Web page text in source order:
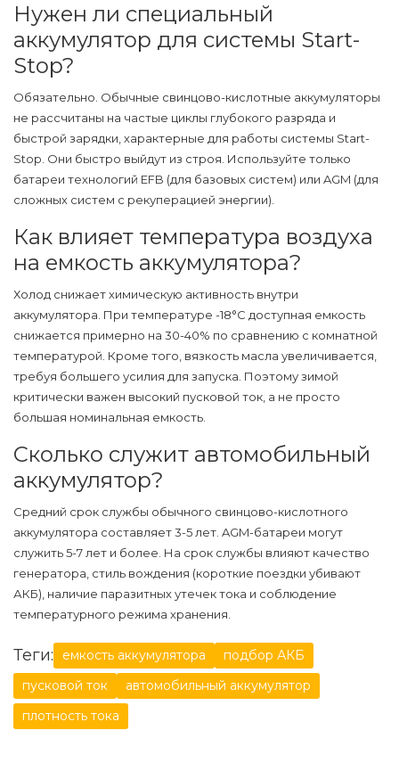
Нужен ли специальный
аккумулятор для системы Start-
Stop?
Обязательно. Обычные свинцово-кислотные аккумуляторы
не рассчитаны на частые циклы глубокого разряда и
быстрой зарядки, характерные для работы системы Start-
Stop. Они быстро выйдут из строя. Используйте только
батареи технологий EFB (для базовых систем) или AGM (для
сложных систем с рекуперацией энергии).
Как влияет температура воздуха
на емкость аккумулятора?
Холод снижает химическую активность внутри
аккумулятора. При температуре -18°C доступная емкость
снижается примерно на 30-40% по сравнению с комнатной
температурой. Кроме того, вязкость масла увеличивается,
требуя большего усилия для запуска. Поэтому зимой
критически важен высокий пусковой ток, а не просто
большая номинальная емкость.
Сколько служит автомобильный
аккумулятор?
Средний срок службы обычного свинцово-кислотного
аккумулятора составляет 3-5 лет. AGM-батареи могут
служить 5-7 лет и более. На срок службы влияют качество
генератора, стиль вождения (короткие поездки убивают
АКБ), наличие паразитных утечек тока и соблюдение
температурного режима хранения.
Теги: емкость аккумулятора
подбор АКБ
пусковой ток
автомобильный аккумулятор
плотность тока